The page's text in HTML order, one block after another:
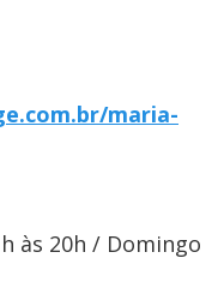
maria-
às 20h / Domingo